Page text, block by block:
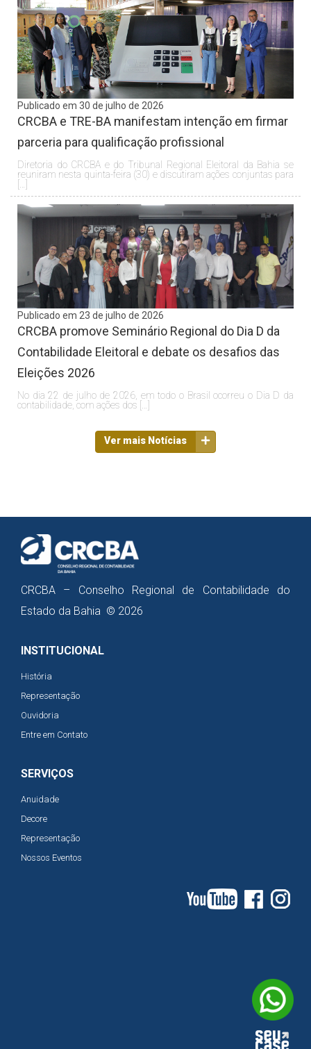
Publicado em 30 de julho de 2026
CRCBA e TRE-BA manifestam intenção em firmar
parceria para qualificação profissional
Diretoria do CRCBA e do Tribunal Regional Eleitoral da Bahia se
reuniram nesta quinta-feira (30) e discutiram ações conjuntas para
Publicado em 23 de julho de 2026
CRCBA promove Seminário Regional do Dia D da
Contabilidade Eleitoral e debate os desafios das
Eleições 2026
No dia 22 de julho de 2026, em todo o Brasil ocorreu o Dia D da
contabilidade, com ações dos […]
Ver mais Notícias
CRCBA – Conselho Regional de Contabilidade do
Estado da Bahia © 2026
INSTITUCIONAL
História
Representação
Ouvidoria
Entre em Contato
SERVIÇOS
Anuidade
Decore
Representação
Nossos Eventos